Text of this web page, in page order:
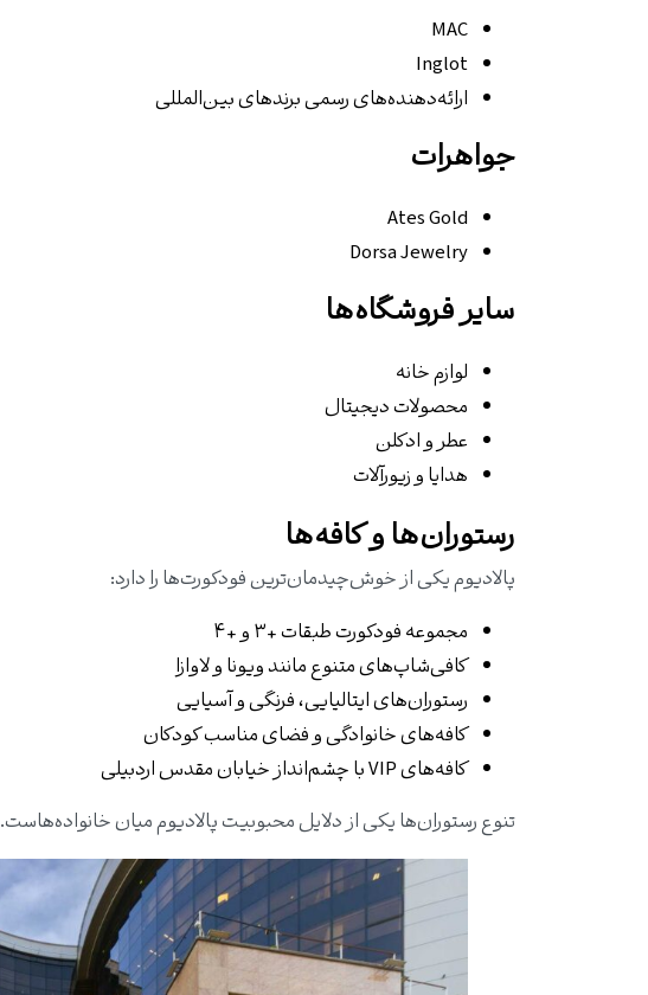
MAC
Inglot
ارائه‌دهنده‌های رسمی برندهای بین‌المللی
جواهرات
Ates Gold
Dorsa Jewelry
سایر فروشگاه‌ها
لوازم خانه
محصولات دیجیتال
عطر و ادکلن
هدایا و زیورآلات
رستوران‌ها و کافه‌ها
پالادیوم یکی از خوش‌چیدمان‌ترین فودکورت‌ها را دارد:
مجموعه فودکورت طبقات +۳ و +۴
کافی‌شاپ‌های متنوع مانند ویونا و لاوازا
رستوران‌های ایتالیایی، فرنگی و آسیایی
کافه‌های خانوادگی و فضای مناسب کودکان
کافه‌های VIP با چشم‌انداز خیابان مقدس اردبیلی
تنوع رستوران‌ها یکی از دلایل محبوبیت پالادیوم میان خانواده‌هاست.